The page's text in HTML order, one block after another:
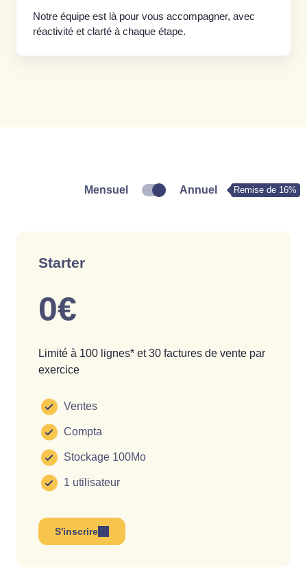
Notre équipe est là pour vous accompagner, avec
réactivité et clarté à chaque étape.
Mensuel Remise de 16%
Annuel
Starter
0€
Limité à 100 lignes* et 30 factures de vente par
exercice
Ventes
Compta
Stockage 100Mo
1 utilisateur
S'inscrire